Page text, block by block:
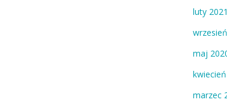
luty 2021
maj
marzec